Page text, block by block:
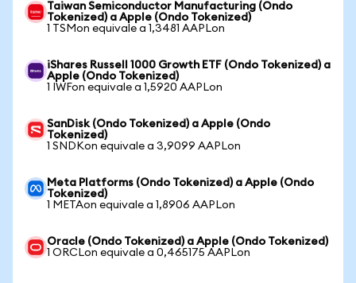
Taiwan Semiconductor Manufacturing (Ondo
Tokenized) a Apple (Ondo Tokenized)
1 TSMon equivale a 1,3481 AAPLon
iShares Russell 1000 Growth ETF (Ondo Tokenized) a
Apple (Ondo Tokenized)
1 IWFon equivale a 1,5920 AAPLon
SanDisk (Ondo Tokenized) a Apple (Ondo
Tokenized)
1 SNDKon equivale a 3,9099 AAPLon
Meta Platforms (Ondo Tokenized) a Apple (Ondo
Tokenized)
1 METAon equivale a 1,8906 AAPLon
Oracle (Ondo Tokenized) a Apple (Ondo Tokenized)
1 ORCLon equivale a 0,465175 AAPLon